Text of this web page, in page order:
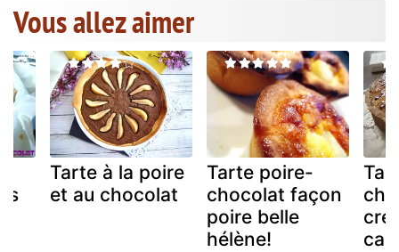
Vous allez aimer
Tarte à la poire
et au chocolat
Tarte poire-
chocolat façon
poire belle
hélène!